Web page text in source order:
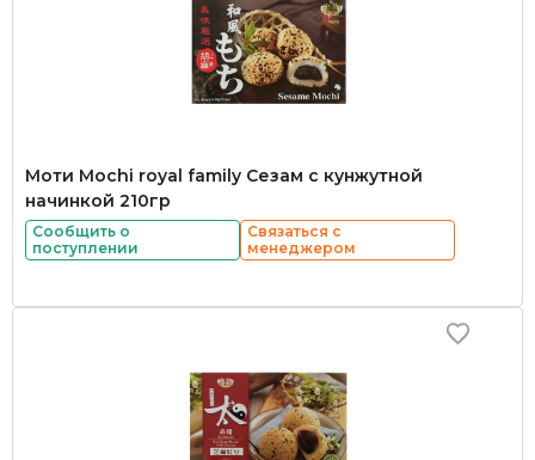
Моти Mochi royal family Сезам с кунжутной
начинкой 210гр
Сообщить о
поступлении
Связаться с
менеджером